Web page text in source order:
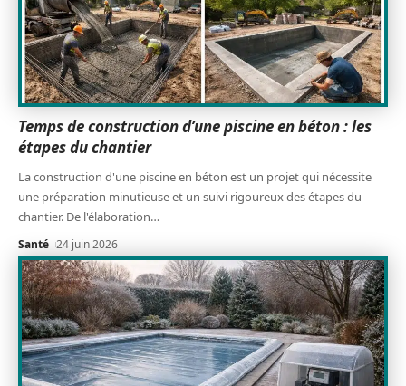
Temps de construction d’une piscine en béton : les
étapes du chantier
La construction d'une piscine en béton est un projet qui nécessite
une préparation minutieuse et un suivi rigoureux des étapes du
chantier. De l'élaboration…
Santé 24 juin 2026